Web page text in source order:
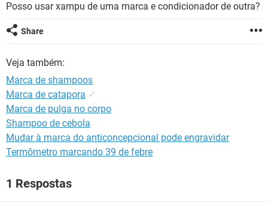
SEXUALIDADE
Posso usar xampu de uma marca e condicionador de outra?
Share
Veja também:
Marca de shampoos
Marca de catapora ✓
Marca de pulga no corpo
Shampoo de cebola
Mudar à marca do anticoncepcional pode engravidar
Termômetro marcando 39 de febre
1 Respostas